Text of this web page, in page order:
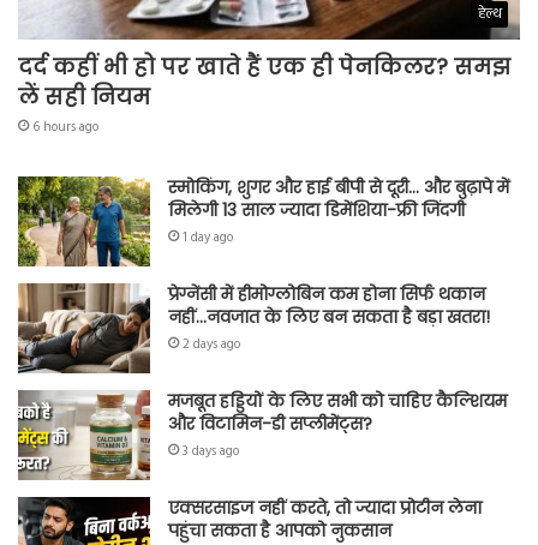
हेल्थ
दर्द कहीं भी हो पर खाते हैं एक ही पेनकिलर? समझ
लें सही नियम
6 hours ago
स्मोकिंग, शुगर और हाई बीपी से दूरी… और बुढ़ापे में
मिलेगी 13 साल ज्यादा डिमेंशिया-फ्री जिंदगी
1 day ago
प्रेग्नेंसी में हीमोग्लोबिन कम होना सिर्फ थकान
नहीं…नवजात के लिए बन सकता है बड़ा खतरा!
2 days ago
मजबूत हड्डियों के लिए सभी को चाहिए कैल्शियम
और विटामिन-डी सप्लीमेंट्स?
3 days ago
एक्सरसाइज नहीं करते, तो ज्यादा प्रोटीन लेना
पहुंचा सकता है आपको नुकसान